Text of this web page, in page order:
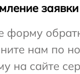
заявки
форму
нам по
на сайте